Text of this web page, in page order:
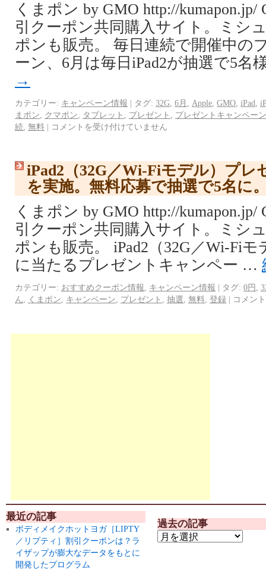
くまポン by GMO http://
引クーポン共同購入サイト。ミシ
ポンも販売。 毎日連続で開催中の
ーン、6月は毎日iPad2が抽選で5
→
カテゴリー: キャンペーン情報 | タグ: 32G 6月 Apple GMO iPad
まポン
クマポン タブレット プレゼント
プレゼントキャンペーン
続 無料 | コメントを受け付けていません
iPad2（32G／Wi-Fiモデル）プレ
を実施。無料応募で抽選で5名に
くまポン by GMO http://
引クーポン共同購入サイト。ミシ
ポンも販売。 iPad2（32G／Wi-Fi
に当たるプレゼントキャンペー …
カテゴリー: おすすめクーポン情報 キャンペーン情報 | タグ: 0円
ん
くまポン キャンペーン プレゼント 抽選 無料 登録 | コメン
最近の記事
ボディメイクホットヨガ［LIPTY
／リプティ］割引クーポンは？ラ
イザップが膨大なデータをもとに
開発したプログラム
過去の記事